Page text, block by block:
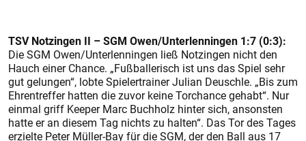
TSV Notzingen II – SGM Owen/Unterlenningen 1:7 (0:3):
Die SGM Owen/Unterlenningen ließ Notzingen nicht den
Hauch einer Chance. „Fußballerisch ist uns das Spiel sehr
gut gelungen“, lobte Spielertrainer Julian Deuschle. „Bis zum
Ehrentreffer hatten die zuvor keine Torchance gehabt“. Nur
einmal griff Keeper Marc Buchholz hinter sich, ansonsten
hatte er an diesem Tag nichts zu halten“. Das Tor des Tages
erzielte Peter Müller-Bay für die SGM, der den Ball aus 17